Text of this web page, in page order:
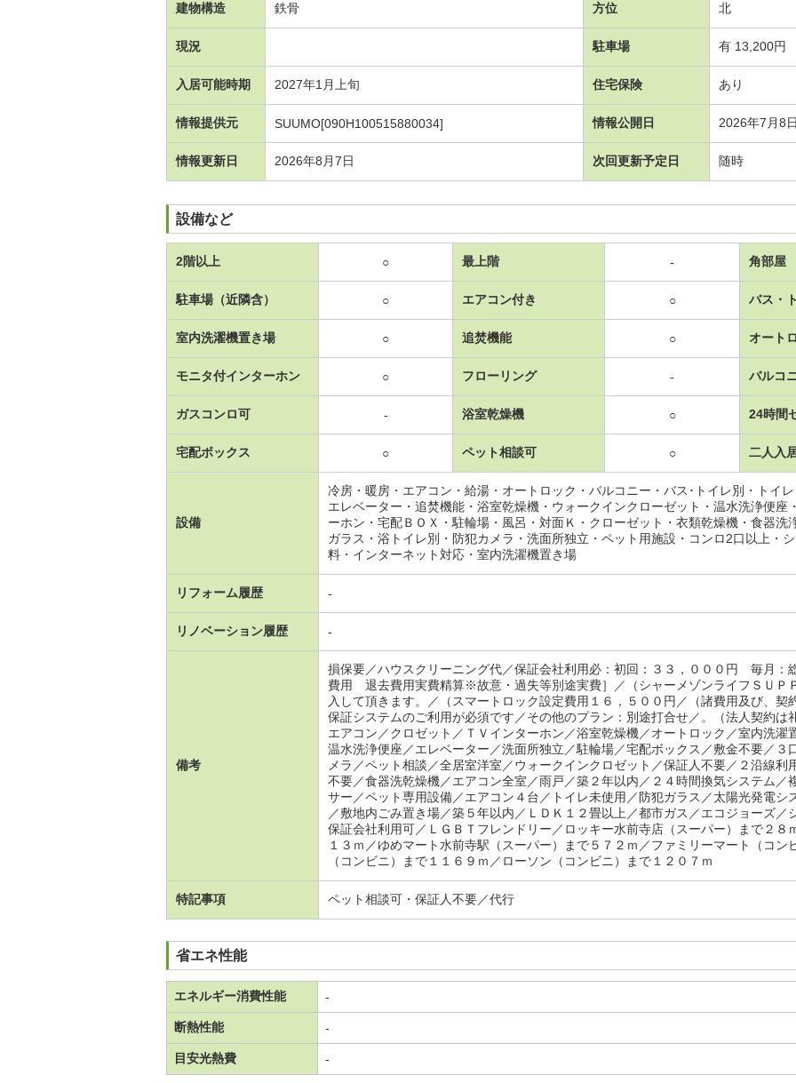
建物構造 鉄骨 方位 北
現況 駐車場 有 13,200円
入居可能時期 2027年1月上旬 住宅保険 あり
情報提供元 SUUMO[090H100515880034] 情報公開日 2026年7月8日
情報更新日 2026年8月7日 次回更新予定日 随時
設備など
2階以上 ○ 最上階 - 角部屋
駐車場（近隣含） ○ エアコン付き ○ バス・
室内洗濯機置き場 ○ 追焚機能 ○ オート
モニタ付インターホン ○ フローリング - バルコ
ガスコンロ可 - 浴室乾燥機 ○ 24時間
宅配ボックス ○ ペット相談可 ○ 二人入
設備
冷房・暖房・エアコン・給湯・オートロック・バルコニー・バス･トイレ別・トイ
エレベーター・追焚機能・浴室乾燥機・ウォークインクローゼット・温水洗浄便座
ーホン・宅配ＢＯＸ・駐輪場・風呂・対面Ｋ・クローゼット・衣類乾燥機・食器洗
ガラス・浴トイレ別・防犯カメラ・洗面所独立・ペット用施設・コンロ2口以上・
料・インターネット対応・室内洗濯機置き場
リフォーム履歴 -
リノベーション履歴 -
備考
損保要／ハウスクリーニング代／保証会社利用必：初回：３３，０００円 毎月：
費用 退去費用実費精算※故意・過失等別途実費］／（シャーメゾンライフＳＵＰ
入して頂きます。／（スマートロック設定費用１６，５００円／（諸費用及び、
保証システムのご利用が必須です／その他のプラン：別途打合せ／。（法人契約は
エアコン／クロゼット／ＴＶインターホン／浴室乾燥機／オートロック／室内洗濯
温水洗浄便座／エレベーター／洗面所独立／駐輪場／宅配ボックス／敷金不要／３
メラ／ペット相談／全居室洋室／ウォークインクロゼット／保証人不要／２沿線
不要／食器洗乾燥機／エアコン全室／雨戸／築２年以内／２４時間換気システム／
サー／ペット専用設備／エアコン４台／トイレ未使用／防犯ガラス／太陽光発電シ
／敷地内ごみ置き場／築５年以内／ＬＤＫ１２畳以上／都市ガス／エコジョーズ／
保証会社利用可／ＬＧＢＴフレンドリー／ロッキー水前寺店（スーパー）まで２８
１３ｍ／ゆめマート水前寺駅（スーパー）まで５７２ｍ／ファミリーマート（コン
（コンビニ）まで１１６９ｍ／ローソン（コンビニ）まで１２０７ｍ
特記事項 ペット相談可・保証人不要／代行
省エネ性能
エネルギー消費性能 -
断熱性能 -
目安光熱費 -